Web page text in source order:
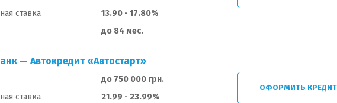
ставка
13.90 - 17.80%
до 84 мес.
— Автокредит «Автостарт»
до 750 000 грн.
ставка
21.99 - 23.99%
ОФОРМИТЬ КРЕДИТ